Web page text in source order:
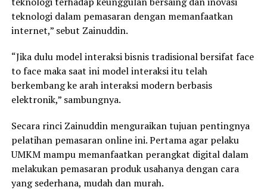
teknologi dalam pemasaran dengan memanfaatkan
internet,” sebut Zainuddin.
“Jika dulu model interaksi bisnis tradisional bersifat face
to face maka saat ini model interaksi itu telah
berkembang ke arah interaksi modern berbasis
elektronik,” sambungnya.
Secara rinci Zainuddin menguraikan tujuan pentingnya
pelatihan pemasaran online ini. Pertama agar pelaku
UMKM mampu memanfaatkan perangkat digital dalam
melakukan pemasaran produk usahanya dengan cara
yang sederhana, mudah dan murah.